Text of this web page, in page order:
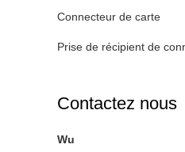
Connecteur de carte
Prise de récipient de
Contactez nous
Wu